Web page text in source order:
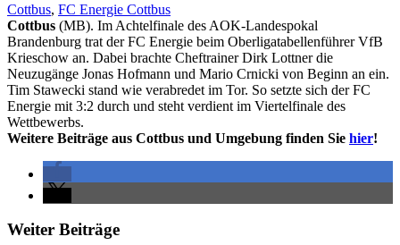
Cottbus, FC Energie Cottbus
Cottbus (MB). Im Achtelfinale des AOK-Landespokal
Brandenburg trat der FC Energie beim Oberligatabellenführer VfB
Krieschow an. Dabei brachte Cheftrainer Dirk Lottner die
Neuzugänge Jonas Hofmann und Mario Crnicki von Beginn an ein.
Tim Stawecki stand wie verabredet im Tor. So setzte sich der FC
Energie mit 3:2 durch und steht verdient im Viertelfinale des
Wettbewerbs.
Weitere Beiträge aus Cottbus und Umgebung finden Sie hier!
Weiter Beiträge